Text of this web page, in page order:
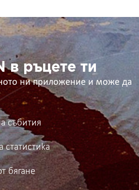
в ръцете ти
ни приложение и може да
събития
статистика
бягане